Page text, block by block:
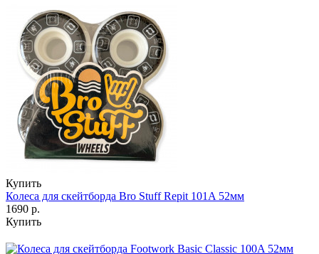
Купить
Колеса для скейтборда Bro Stuff Repit 101A 52мм
1690 р.
Купить